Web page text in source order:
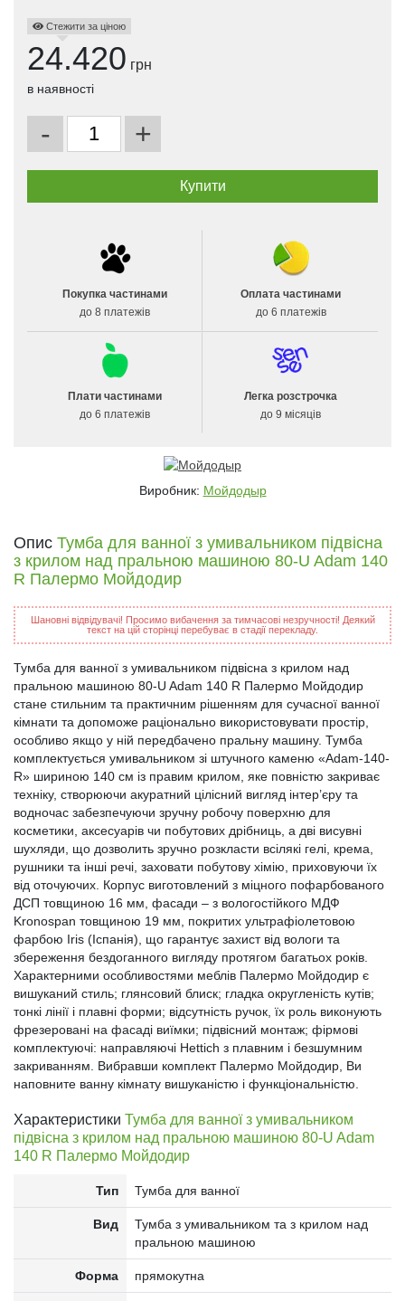
Стежити за ціною
24.420 грн
в наявності
- +
Покупка частинами
до 8 платежів
Оплата частинами
до 6 платежів
Плати частинами
до 6 платежів
Легка розстрочка
до 9 місяців
Виробник: Мойдодыр
Опис Тумба для ванної з умивальником підвісна
з крилом над пральною машиною 80-U Adam 140
R Палермо Мойдодир
Шановні відвідувачі! Просимо вибачення за тимчасові незручності! Деякий
текст на цій сторінці перебуває в стадії перекладу.
Тумба для ванної з умивальником підвісна з крилом над
пральною машиною 80-U Adam 140 R Палермо Мойдодир
стане стильним та практичним рішенням для сучасної ванної
кімнати та допоможе раціонально використовувати простір,
особливо якщо у ній передбачено пральну машину. Тумба
комплектується умивальником зі штучного каменю «Adam-140-
R» шириною 140 см із правим крилом, яке повністю закриває
техніку, створюючи акуратний цілісний вигляд інтер’єру та
водночас забезпечуючи зручну робочу поверхню для
косметики, аксесуарів чи побутових дрібниць, а дві висувні
шухляди, що дозволить зручно розкласти всілякі гелі, крема,
рушники та інші речі, заховати побутову хімію, приховуючи їх
від оточуючих. Корпус виготовлений з міцного пофарбованого
ДСП товщиною 16 мм, фасади – з вологостійкого МДФ
Kronospan товщиною 19 мм, покритих ультрафіолетовою
фарбою Iris (Іспанія), що гарантує захист від вологи та
збереження бездоганного вигляду протягом багатьох років.
Характерними особливостями меблів Палермо Мойдодир є
вишуканий стиль; глянсовий блиск; гладка округленість кутів;
тонкі лінії і плавні форми; відсутність ручок, їх роль виконують
фрезеровані на фасаді виїмки; підвісний монтаж; фірмові
комплектуючі: направляючі Hettich з плавним і безшумним
закриванням. Вибравши комплект Палермо Мойдодир, Ви
наповните ванну кімнату вишуканістю і функціональністю.
Характеристики Тумба для ванної з умивальником
підвісна з крилом над пральною машиною 80-U Adam
140 R Палермо Мойдодир
Тип Тумба для ванної
Вид
Тумба з умивальником та з крилом над
пральною машиною
Форма прямокутна